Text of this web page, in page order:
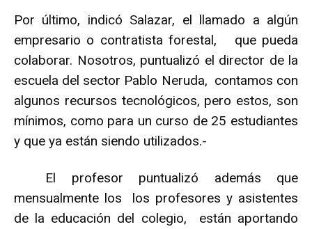
Por último, indicó Salazar, el llamado a algún
empresario o contratista forestal, que pueda
colaborar. Nosotros, puntualizó el director de la
escuela del sector Pablo Neruda, contamos con
algunos recursos tecnológicos, pero estos, son
mínimos, como para un curso de 25 estudiantes
y que ya están siendo utilizados.-
El profesor puntualizó además que
mensualmente los los profesores y asistentes
de la educación del colegio, están aportando